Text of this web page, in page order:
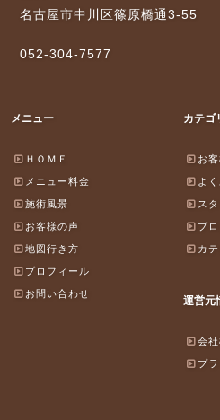
名古屋市中川区篠原橋通3-55
052-304-7577
メニュー
ＨＯＭＥ
メニュー料金
施術風景
お客様の声
地図行き方
プロフィール
お問い合わせ
カテゴ
お
よ
ス
ブ
カ
運営元
会
プ